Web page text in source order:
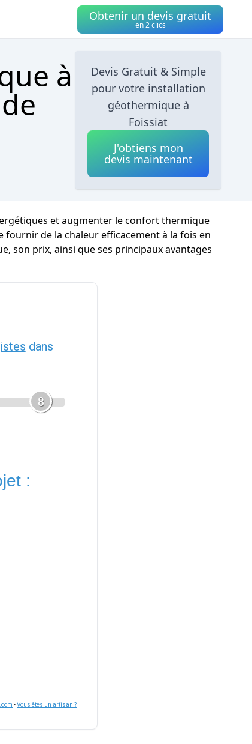
Obtenir un devis gratuit
en 2 clics
à
Devis Gratuit & Simple
pour votre installation
géothermique à
Foissiat
J'obtiens mon
devis maintenant
et augmenter le confort thermique
de la chaleur efficacement à la fois en
son prix, ainsi que ses principaux avantages
dans
8
:
-Vous êtes un artisan ?